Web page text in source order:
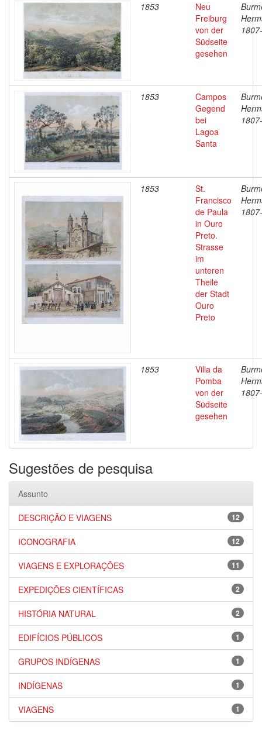
1853
Neu
Freiburg
von der
Südseite
gesehen
1853
Campos
Gegend
bei
Lagoa
Santa
1853
St.
Francisco
de Paula
in Ouro
Preto.
Strasse
im
unteren
Theile
der Stadt
Ouro
Preto
1853
Villa da
Pomba
von der
Südseite
gesehen
Sugestões de pesquisa
Assunto
12
DESCRIÇÃO E VIAGENS
12
ICONOGRAFIA
11
VIAGENS E EXPLORAÇÕES
2
EXPEDIÇÕES CIENTÍFICAS
2
HISTÓRIA NATURAL
1
EDIFÍCIOS PÚBLICOS
1
GRUPOS INDÍGENAS
1
INDÍGENAS
1
VIAGENS